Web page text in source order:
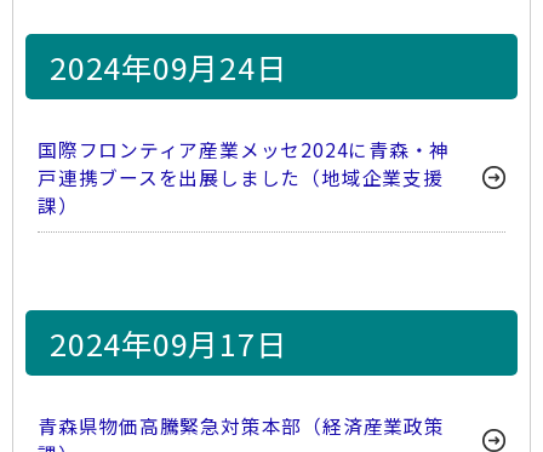
2024年09月24日
国際フロンティア産業メッセ2024に青森・神
戸連携ブースを出展しました（地域企業支援
課）
2024年09月17日
青森県物価高騰緊急対策本部（経済産業政策